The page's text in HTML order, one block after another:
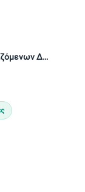
Αναλώσιμα Φαρμακείου Α' Βοηθειών Ενοικιαζόμενων Δωμάτιων & Airbnb Premium